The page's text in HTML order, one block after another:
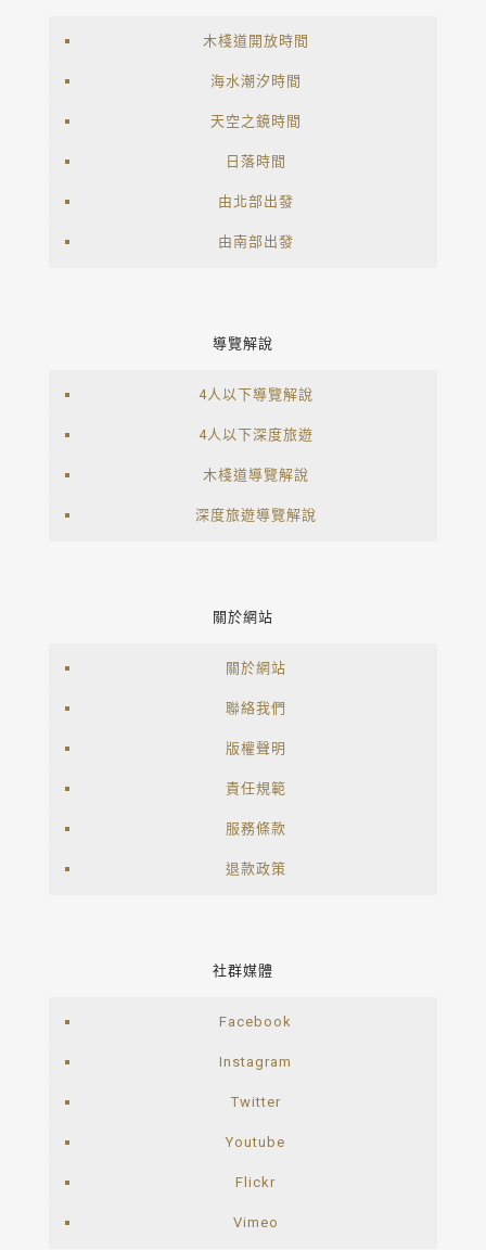
木棧道開放時間
海水潮汐時間
天空之鏡時間
日落時間
由北部出發
由南部出發
導覽解說
4人以下導覽解說
4人以下深度旅遊
木棧道導覽解說
深度旅遊導覽解說
關於網站
關於網站
聯絡我們
版權聲明
責任規範
服務條款
退款政策
社群媒體
Facebook
Instagram
Twitter
Youtube
Flickr
Vimeo